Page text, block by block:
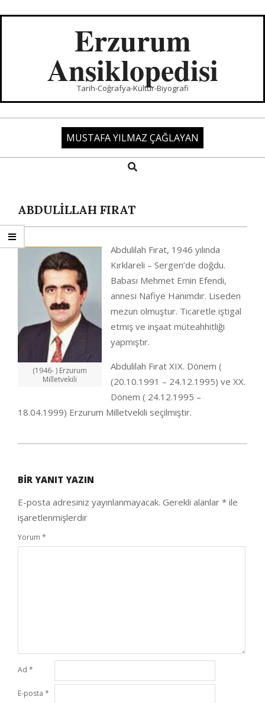
Erzurum
Ansiklopedisi
Tarih-Coğrafya-Kültür-Biyografi
MUSTAFA YILMAZ ÇAĞLAYAN
Search
ABDULİLLAH FIRAT
(1946- ) Erzurum
Milletvekili
Abdulilah Fırat, 1946 yılında
Kırklareli – Sergen’de doğdu.
Babası Mehmet Emin Efendi,
annesi Nafiye Hanımdır. Liseden
mezun olmuştur. Ticaretle iştigal
etmiş ve inşaat müteahhitliği
yapmıştır.
Abdulilah Fırat XIX. Dönem (
(20.10.1991 – 24.12.1995) ve XX.
Dönem ( 24.12.1995 –
18.04.1999) Erzurum Milletvekili seçilmiştir.
06
BIR YANIT YAZIN
E-posta adresiniz yayınlanmayacak. Gerekli alanlar * ile
işaretlenmişlerdir
Yorum *
Ad *
E-posta *